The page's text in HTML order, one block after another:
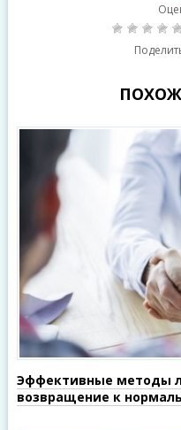
Эффективные методы
возвращение к